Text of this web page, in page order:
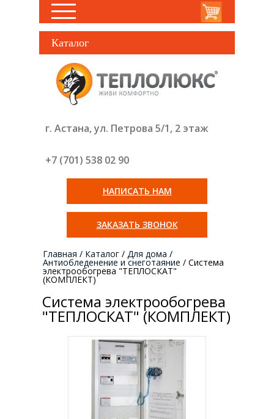
Каталог
г. Астана, ул. Петрова 5/1, 2 этаж
+7 (701) 538 02 90
НАПИСАТЬ НАМ
ЗАКАЗАТЬ ЗВОНОК
Главная / Каталог / Для дома /
Антиобледенение и снеготаяние / Система
электрообогрева "ТЕПЛОСКАТ"
(КОМПЛЕКТ)
Система электрообогрева
"ТЕПЛОСКАТ" (КОМПЛЕКТ)